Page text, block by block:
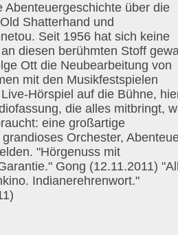
Abenteuergeschichte über die
Shatterhand und
Seit 1956 hat sich keine
diesen berühmten Stoff
Ott die Neubearbeitung von
mit den Musikfestspielen
Hörspiel auf die Bühne,
die alles mitbringt,
eine großartige
Orchester,
"Hörgenuss mit
Gong (12.11.2011)
Indianerehrenwort."